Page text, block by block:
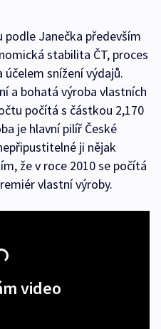
Janečka především
stabilita ČT, proces
snížení výdajů.
a bohatá výroba vlastních
počítá s částkou 2,170
je hlavní pilíř České
ji nějak
že v roce 2010 se počítá
vlastní výroby.
video